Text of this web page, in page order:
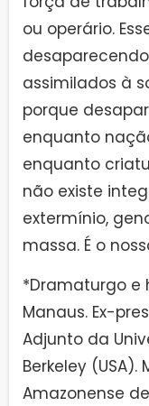
ou operário.
assimilados à
porque
enquanto
enquanto
não existe
extermínio,
massa. É o
*Dramaturgo e
Manaus. Ex-
Adjunto da
Berkeley
Amazonense